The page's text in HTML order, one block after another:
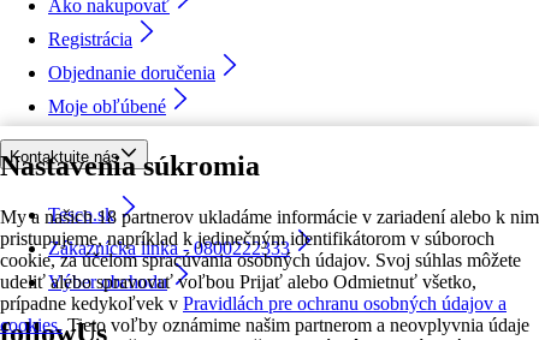
Nastavenia súkromia
My a našich 18 partnerov ukladáme informácie v zariadení alebo k nim
pristupujeme, napríklad k jedinečným identifikátorom v súboroch
cookie, za účelom spracúvania osobných údajov. Svoj súhlas môžete
udeliť alebo spravovať voľbou Prijať alebo Odmietnuť všetko,
prípadne kedykoľvek v Pravidlách pre ochranu osobných údajov a
cookies. Tieto voľby oznámime našim partnerom a neovplyvnia údaje
Ako nakupovať
Registrácia
Objednanie doručenia
Moje obľúbené
Kontaktujte nás
Tesco.sk
Zákaznícka linka - 0800222333
Výber obchodu
followUs